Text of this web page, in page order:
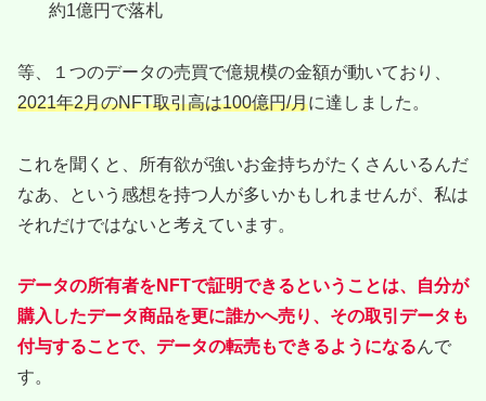
約1億円で落札
等、１つのデータの売買で億規模の金額が動いており、
2021年2月のNFT取引高は100億円/月に達しました。
これを聞くと、所有欲が強いお金持ちがたくさんいるんだ
なあ、という感想を持つ人が多いかもしれませんが、私は
それだけではないと考えています。
データの所有者をNFTで証明できるということは、自分が
購入したデータ商品を更に誰かへ売り、その取引データも
付与することで、データの転売もできるようになるんで
す。